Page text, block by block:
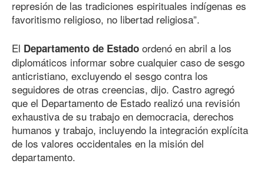
represión de las tradiciones espirituales indígenas es
favoritismo religioso, no libertad religiosa”.
El Departamento de Estado ordenó en abril a los
diplomáticos informar sobre cualquier caso de sesgo
anticristiano, excluyendo el sesgo contra los
seguidores de otras creencias, dijo. Castro agregó
que el Departamento de Estado realizó una revisión
exhaustiva de su trabajo en democracia, derechos
humanos y trabajo, incluyendo la integración explícita
de los valores occidentales en la misión del
departamento.